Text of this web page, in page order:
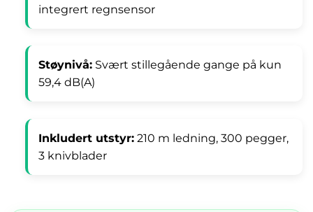
integrert regnsensor
Støynivå:Svært stillegående gange på kun
59,4 dB(A)
Inkludert utstyr:210 m ledning, 300 pegger,
3 knivblader